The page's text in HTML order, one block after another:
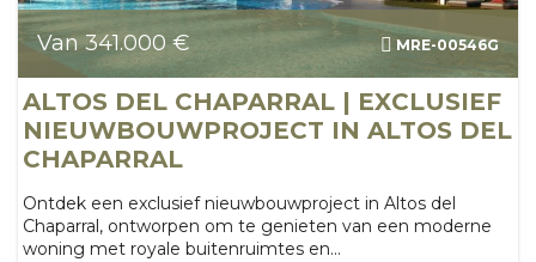
Van 341.000 € MRE-00546G
ALTOS DEL CHAPARRAL | EXCLUSIEF
NIEUWBOUWPROJECT IN ALTOS DEL
CHAPARRAL
Ontdek een exclusief nieuwbouwproject in Altos del
Chaparral, ontworpen om te genieten van een moderne
woning met royale buitenruimtes en...